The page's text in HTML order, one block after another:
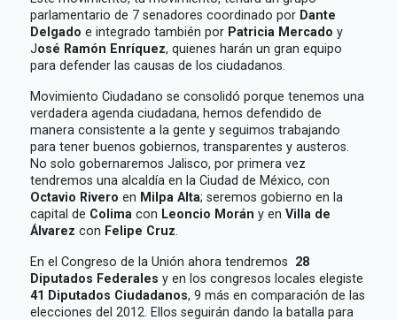
parlamentario de 7 senadores coordinado por Dante
Delgado e integrado también por Patricia Mercado y
José Ramón Enríquez, quienes harán un gran equipo
para defender las causas de los ciudadanos.
Movimiento Ciudadano se consolidó porque tenemos una
verdadera agenda ciudadana, hemos defendido de
manera consistente a la gente y seguimos trabajando
para tener buenos gobiernos, transparentes y austeros.
No solo gobernaremos Jalisco, por primera vez
tendremos una alcaldía en la Ciudad de México, con
Octavio Rivero en Milpa Alta; seremos gobierno en la
capital de Colima con Leoncio Morán y en Villa de
Álvarez con Felipe Cruz
En el Congreso de la Unión ahora tendremos 28
Diputados Federales y en los congresos locales elegiste
41 Diputados Ciudadanos, 9 más en comparación de las
elecciones del 2012. Ellos seguirán dando la batalla para